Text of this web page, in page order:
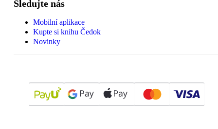
Sledujte nás
Mobilní aplikace
Kupte si knihu Čedok
Novinky